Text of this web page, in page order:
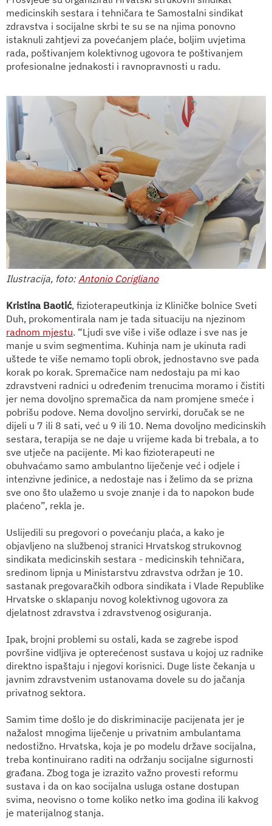
medicinskih sestara i tehničara te Samostalni sindikat
zdravstva i socijalne skrbi te su se na njima ponovno
istaknuli zahtjevi za povećanjem plaće, boljim uvjetima
rada, poštivanjem kolektivnog ugovora te poštivanjem
profesionalne jednakosti i ravnopravnosti u radu.
Ilustracija, foto:Antonio Corigliano
Kristina Baotić, fizioterapeutkinja iz Kliničke bolnice Sveti
Duh, prokomentirala nam je tada situaciju na njezinom
radnom mjestu. “Ljudi sve više i više odlaze i sve nas je
manje u svim segmentima. Kuhinja nam je ukinuta radi
uštede te više nemamo topli obrok, jednostavno sve pada
korak po korak. Spremačice nam nedostaju pa mi kao
zdravstveni radnici u određenim trenucima moramo i čistiti
jer nema dovoljno spremačica da nam promjene smeće i
pobrišu podove. Nema dovoljno servirki, doručak se ne
dijeli u 7 ili 8 sati, već u 9 ili 10. Nema dovoljno medicinskih
sestara, terapija se ne daje u vrijeme kada bi trebala, a to
sve utječe na pacijente. Mi kao fizioterapeuti ne
obuhvaćamo samo ambulantno liječenje već i odjele i
intenzivne jedinice, a nedostaje nas i želimo da se prizna
sve ono što ulažemo u svoje znanje i da to napokon bude
plaćeno”, rekla je.
Uslijedili su pregovori o povećanju plaća, a kako je
objavljeno na službenoj stranici Hrvatskog strukovnog
sindikata medicinskih sestara - medicinskih tehničara,
sredinom lipnja u Ministarstvu zdravstva održan je 10.
sastanak pregovaračkih odbora sindikata i Vlade Republike
Hrvatske o sklapanju novog kolektivnog ugovora za
djelatnost zdravstva i zdravstvenog osiguranja.
Ipak, brojni problemi su ostali, kada se zagrebe ispod
površine vidljiva je opterećenost sustava u kojoj uz radnike
direktno ispaštaju i njegovi korisnici. Duge liste čekanja u
javnim zdravstvenim ustanovama dovele su do jačanja
privatnog sektora.
Samim time došlo je do diskriminacije pacijenata jer je
nažalost mnogima liječenje u privatnim ambulantama
nedostižno. Hrvatska, koja je po modelu države socijalna,
treba kontinuirano raditi na održanju socijalne sigurnosti
građana. Zbog toga je izrazito važno provesti reformu
sustava i da on kao socijalna usluga ostane dostupan
svima, neovisno o tome koliko netko ima godina ili kakvog
je materijalnog stanja.